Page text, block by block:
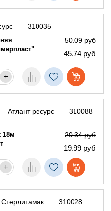
310035
50.09 руб
45.74 руб
+
310088
18м
20.34 руб
19.99 руб
Атлант ресурс
+
310028
Стерлитамак